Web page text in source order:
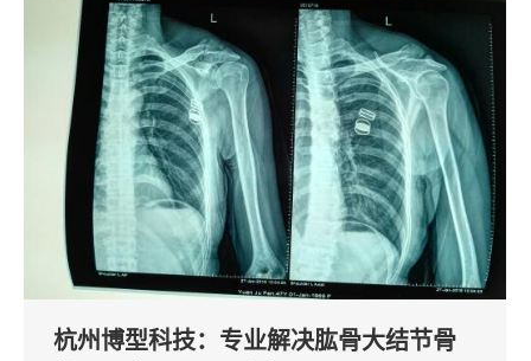
杭州博型科技：专业解决肱骨大结节骨